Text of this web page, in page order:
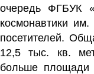
очередь ФГБУК
космонавтики
посетителей.
12,5 тыс. кв.
больше площади